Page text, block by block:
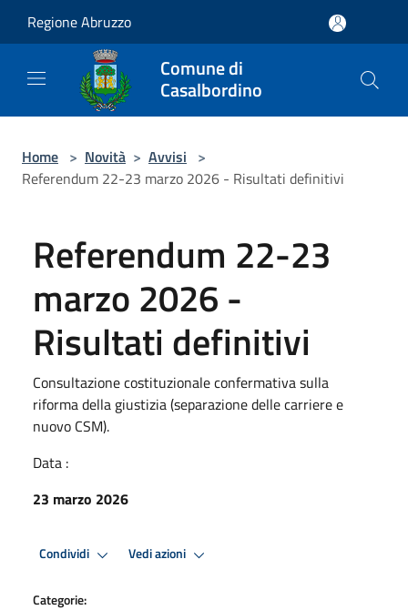
Regione Abruzzo
Comune di
Casalbordino
Home > Novità > Avvisi >
Referendum 22-23 marzo 2026 - Risultati definitivi
Referendum 22-23
marzo 2026 -
Risultati definitivi
Consultazione costituzionale confermativa sulla
riforma della giustizia (separazione delle carriere e
nuovo CSM).
Data :
23 marzo 2026
Condividi Vedi azioni
Categorie: